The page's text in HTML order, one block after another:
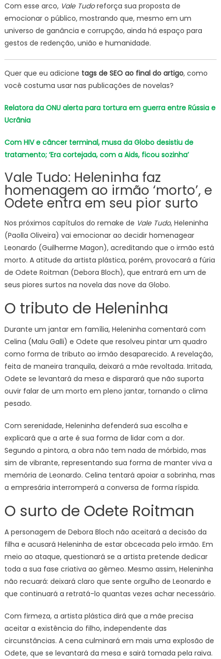
Com esse arco, Vale Tudoreforça sua proposta de
emocionar o público, mostrando que, mesmo em um
universo de ganância e corrupção, ainda há espaço para
gestos de redenção, união e humanidade.
Quer que eu adicione tags de SEO ao final do artigo, como
você costuma usar nas publicações de novelas?
Relatora da ONU alerta para tortura em guerra entre Rússia e
Ucrânia
Com HIV e câncer terminal, musa da Globo desistiu de
tratamento; ‘Era cortejada, com a Aids, ficou sozinha’
Vale Tudo: Heleninha faz
homenagem ao irmão ‘morto’, e
Odete entra em seu pior surto
Nos próximos capítulos do remake de Vale Tudo, Heleninha
(Paolla Oliveira) vai emocionar ao decidir homenagear
Leonardo (Guilherme Magon), acreditando que o irmão está
morto. A atitude da artista plástica, porém, provocará a fúria
de Odete Roitman (Debora Bloch), que entrará em um de
seus piores surtos na novela das nove da Globo.
O tributo de Heleninha
Durante um jantar em família, Heleninha comentará com
Celina (Malu Galli) e Odete que resolveu pintar um quadro
como forma de tributo ao irmão desaparecido. A revelação,
feita de maneira tranquila, deixará a mãe revoltada. Irritada,
Odete se levantará da mesa e disparará que não suporta
ouvir falar de um morto em pleno jantar, tornando o clima
pesado.
Com serenidade, Heleninha defenderá sua escolha e
explicará que a arte é sua forma de lidar com a dor.
Segundo a pintora, a obra não tem nada de mórbido, mas
sim de vibrante, representando sua forma de manter viva a
memória de Leonardo. Celina tentará apoiar a sobrinha, mas
a empresária interromperá a conversa de forma ríspida.
O surto de Odete Roitman
A personagem de Debora Bloch não aceitará a decisão da
filha e acusará Heleninha de estar obcecada pelo irmão. Em
meio ao ataque, questionará se a artista pretende dedicar
toda a sua fase criativa ao gêmeo. Mesmo assim, Heleninha
não recuará: deixará claro que sente orgulho de Leonardo e
que continuará a retratá-lo quantas vezes achar necessário.
Com firmeza, a artista plástica dirá que a mãe precisa
aceitar a existência do filho, independente das
circunstâncias. A cena culminará em mais uma explosão de
Odete, que se levantará da mesa e sairá tomada pela raiva.